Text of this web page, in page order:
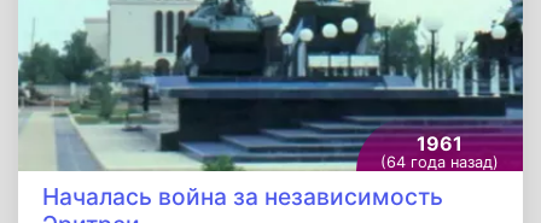
домов на 40 тысяч жителей.
1961
(64 года назад)
Началась война за независимость